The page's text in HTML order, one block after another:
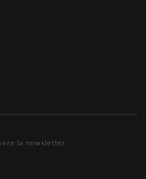
la newsletter